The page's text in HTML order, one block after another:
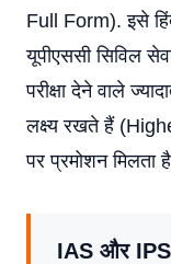
Full Form). इसे
यूपीएससी सिविल
परीक्षा देने वाले
लक्ष्य रखते हैं
पर प्रमोशन मिलता
IAS और